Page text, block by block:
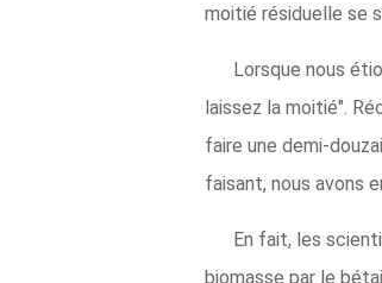
moitié résiduelle se
Lorsque nous
laissez la moitié".
faire une demi-
faisant, nous avons
En fait, les
biomasse par le